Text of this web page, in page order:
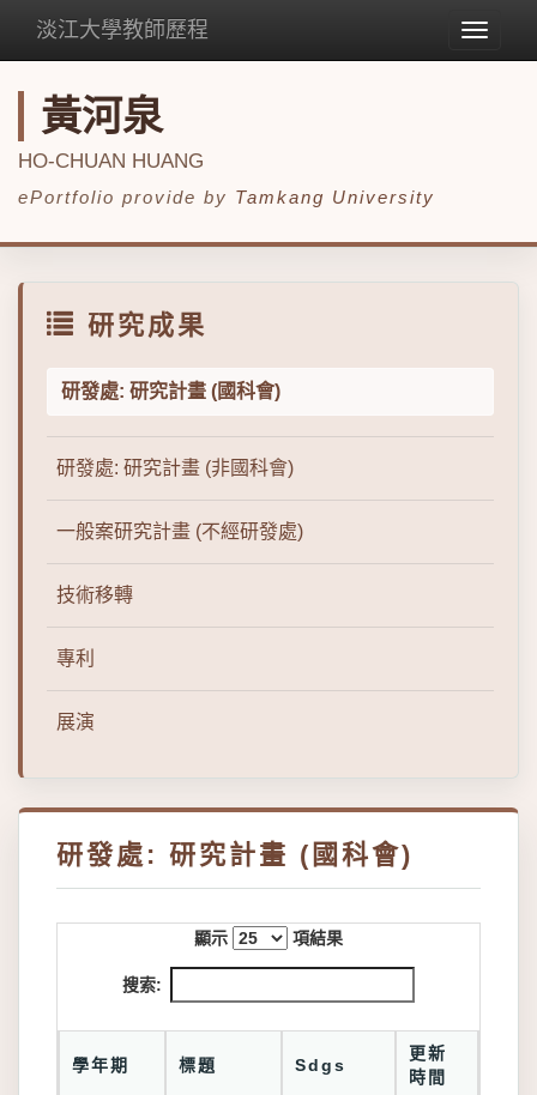
Toggle
淡江大學教師歷程
黃河泉
HO-CHUAN HUANG
ePortfolio provide by Tamkang University
研究成果
研發處: 研究計畫 (國科會)
研發處: 研究計畫 (非國科會)
一般案研究計畫 (不經研發處)
技術移轉
專利
展演
研發處: 研究計畫 (國科會)
顯示 項結果
搜索:
學年期 標題 Sdgs
更新
時間